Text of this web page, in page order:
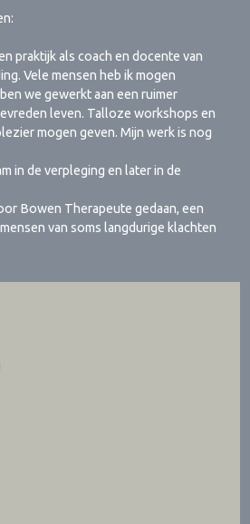
praktijk als coach en docente van
Vele mensen heb ik mogen
we gewerkt aan een ruimer
leven. Talloze workshops en
mogen geven. Mijn werk is nog
in de verpleging en later in de
Bowen Therapeute gedaan, een
van soms langdurige klachten